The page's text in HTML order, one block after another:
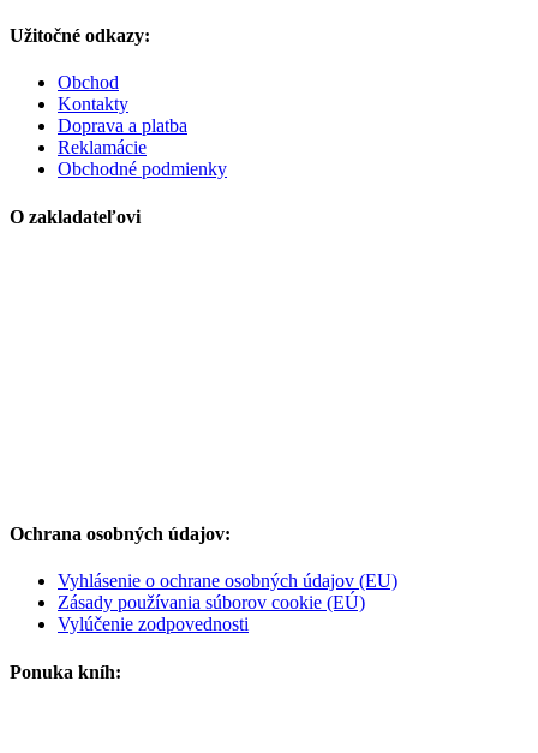
Užitočné odkazy:
Obchod
Kontakty
Doprava a platba
Reklamácie
Obchodné podmienky
O zakladateľovi
Ochrana osobných údajov:
Vyhlásenie o ochrane osobných údajov (EU)
Zásady používania súborov cookie (EÚ)
Vylúčenie zodpovednosti
Ponuka kníh: